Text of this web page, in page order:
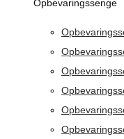
Opbevaringssenge